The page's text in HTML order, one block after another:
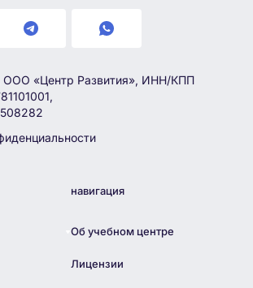
ООО «Центр Развития», ИНН/КПП
навигация
Об учебном центре
Лицензии